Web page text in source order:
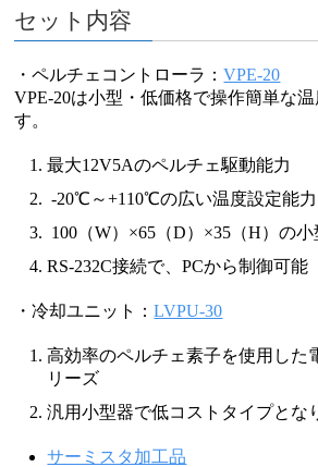
セット内容
・ペルチェコントローラ：VPE-20
VPE-20は小型・低価格で操作簡単な
す。
最大12V5Aのペルチェ駆動能力
-20℃～+110℃の広い温度設定能力
100（W）×65（D）×35（H）の
RS-232C接続で、PCから制御可能
・冷却ユニット：LVPU-30
高効率のペルチェ素子を使用した
リーズ
汎用小型器で低コストタイプとな
サーミスタ加工品